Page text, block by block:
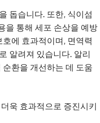
돕습니다. 또한, 식이섬
을 통해 세포 손상을 예방
에 효과적이며, 면역력
알려져 있습니다. 알리
환을 개선하는 데 도움
욱 효과적으로 증진시키